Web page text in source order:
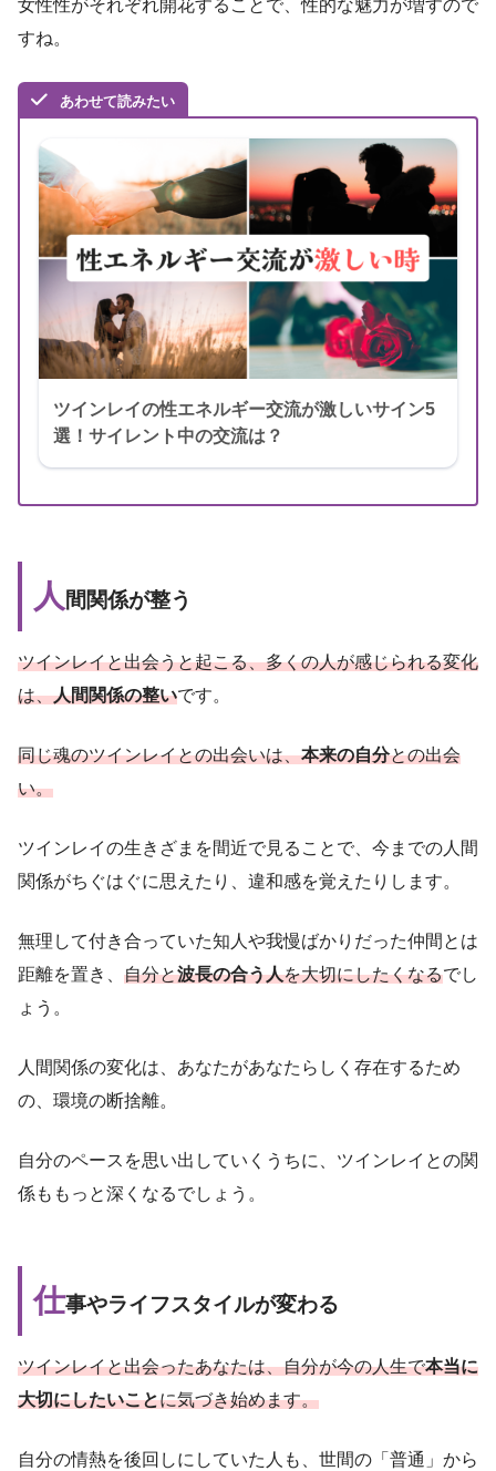
女性性がそれぞれ開花することで、性的な魅力が増すので
すね。
あわせて読みたい
ツインレイの性エネルギー交流が激しいサイン5
選！サイレント中の交流は？
人 間関係が整う
ツインレイと出会うと起こる、多くの人が感じられる変化
は、人間関係の整いです。
同じ魂のツインレイとの出会いは、本来の自分との出会
い。
ツインレイの生きざまを間近で見ることで、今までの人間
関係がちぐはぐに思えたり、違和感を覚えたりします。
無理して付き合っていた知人や我慢ばかりだった仲間とは
距離を置き、 自分と波長の合う人を大切にしたくなるでし
ょう。
人間関係の変化は、あなたがあなたらしく存在するため
の、環境の断捨離。
自分のペースを思い出していくうちに、ツインレイとの関
係ももっと深くなるでしょう。
仕事やライフスタイルが変わる
ツインレイと出会ったあなたは、自分が今の人生で本当に
大切にしたいことに気づき始めます。
自分の情熱を後回しにしていた人も、世間の「普通」から